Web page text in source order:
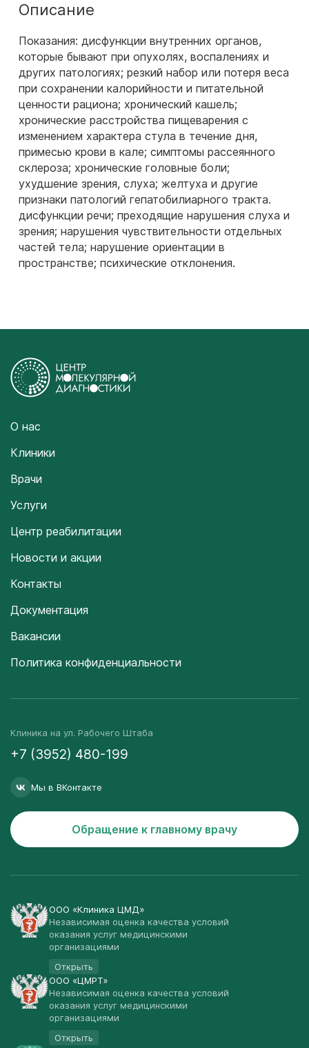
Описание
Показания: дисфункции внутренних органов,
которые бывают при опухолях, воспалениях и
других патологиях; резкий набор или потеря веса
при сохранении калорийности и питательной
ценности рациона; хронический кашель;
хронические расстройства пищеварения с
изменением характера стула в течение дня,
примесью крови в кале; симптомы рассеянного
склероза; хронические головные боли;
ухудшение зрения, слуха; желтуха и другие
признаки патологий гепатобилиарного тракта.
дисфункции речи; преходящие нарушения слуха и
зрения; нарушения чувствительности отдельных
частей тела; нарушение ориентации в
пространстве; психические отклонения.
О нас
Клиники
Врачи
Услуги
Центр реабилитации
Новости и акции
Контакты
Документация
Вакансии
Политика конфиденциальности
Клиника на ул. Рабочего Штаба
+7 (3952) 480-199
Мы в ВКонтакте
Обращение к главному врачу
ООО «Клиника ЦМД»
Независимая оценка качества условий
оказания услуг медицинскими
организациями
Открыть
ООО «ЦМРТ»
Независимая оценка качества условий
оказания услуг медицинскими
организациями
Открыть